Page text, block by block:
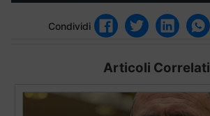
Condividi
Articoli Correlati